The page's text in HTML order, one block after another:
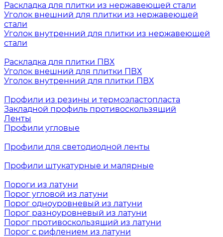
Раскладка для плитки из нержавеющей стали
Уголок внешний для плитки из нержавеющей
стали
Уголок внутренний для плитки из нержавеющей
стали
Раскладка для плитки ПВХ
Уголок внешний для плитки ПВХ
Уголок внутренний для плитки ПВХ
Профили из резины и термоэластопласта
Закладной профиль противоскользящий
Ленты
Профили угловые
Профили для светодиодной ленты
Профили штукатурные и малярные
Пороги из латуни
Порог угловой из латуни
Порог одноуровневый из латуни
Порог разноуровневый из латуни
Порог противоскользящий из латуни
Порог с рифлением из латуни